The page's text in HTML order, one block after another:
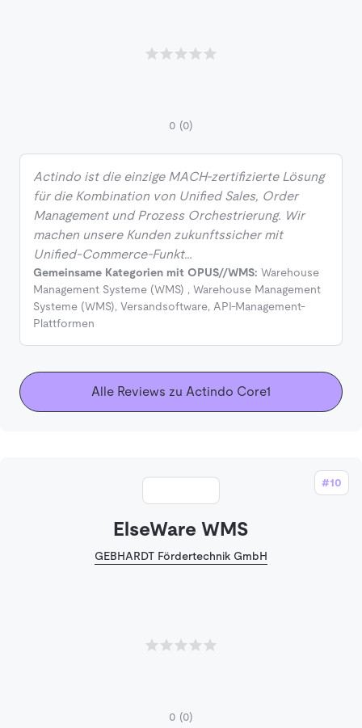
0 (0)
Actindo ist die einzige MACH-zertifizierte Lösung
für die Kombination von Unified Sales, Order
Management und Prozess Orchestrierung. Wir
machen unsere Kunden zukunftssicher mit
Unified-Commerce-Funkt…
Gemeinsame Kategorien mit OPUS//WMS: Warehouse
Management Systeme (WMS) , Warehouse Management
Systeme (WMS), Versandsoftware, API-Management-
Plattformen
Alle Reviews zu Actindo Core1
#10
ElseWare WMS
GEBHARDT Fördertechnik GmbH
0 (0)